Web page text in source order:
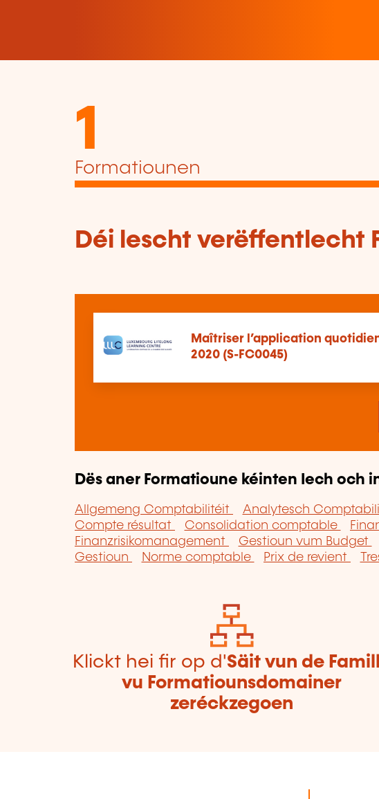
1
Formatiounen
Déi lescht verëffentlecht
Maîtriser l’application
2020 (S-FC0045)
Dës aner Formatioune kéinten Iech och
Allgemeng Comptabilitéit Analytesch
Compte résultat
Consolidation comptable
Finanzrisikomanagement
Gestioun vum Budget
Gestioun
Norme comptable Prix de revient
Klickt hei fir op d'Säit vun de
vu Formatiounsdomainer
zeréckzegoen